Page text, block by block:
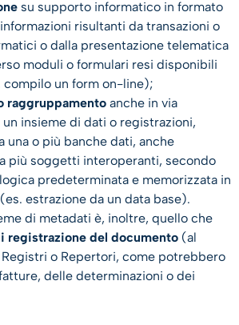
su supporto informatico in formato
risultanti da transazioni o
o dalla presentazione telematica
moduli o formulari resi disponibili
compilo un form on-line);
raggruppamento anche in via
insieme di dati o registrazioni,
una o più banche dati, anche
più soggetti interoperanti, secondo
predeterminata e memorizzata in
estrazione da un data base).
di metadati è, inoltre, quello che
registrazione del documento (al
o Repertori, come potrebbero
delle determinazioni o dei